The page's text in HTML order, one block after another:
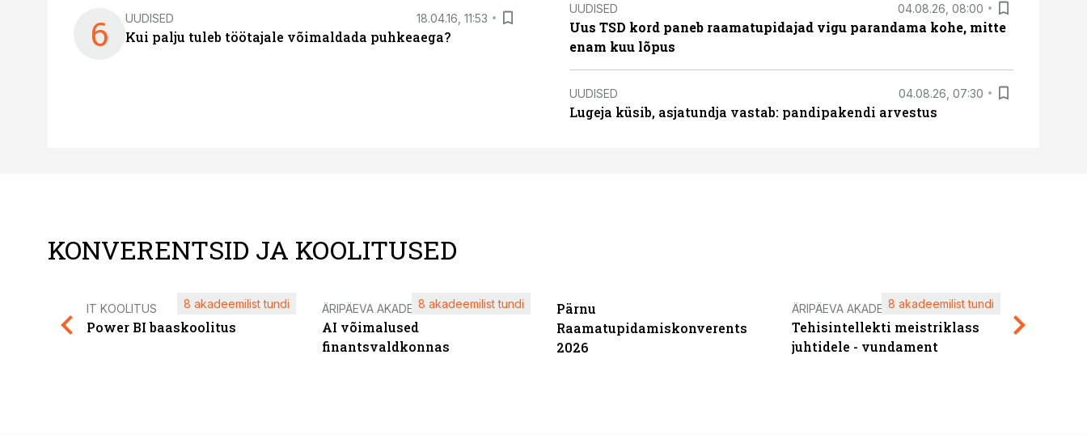
6 UUDISED 18.04.16, 11:53
Kui palju tuleb töötajale võimaldada puhkeaega?
UUDISED 04.08.26, 08:00
Uus TSD kord paneb raamatupidajad vigu parandama kohe, mitte
enam kuu lõpus
UUDISED 04.08.26, 07:30
Lugeja küsib, asjatundja vastab: pandipakendi arvestus
KONVERENTSID JA KOOLITUSED
IT KOOLITUS
Power BI baaskoolitus
8 akadeemilist tundi ÄRIPÄEVA AKADEEMIA
AI võimalused
finantsvaldkonnas
8 akadeemilist tundi
Pärnu
Raamatupidamiskonverents
2026
ÄRIPÄEVA AKADEEMIA
Tehisintellekti meistriklass
juhtidele - vundament
8 akadeemilist tundi